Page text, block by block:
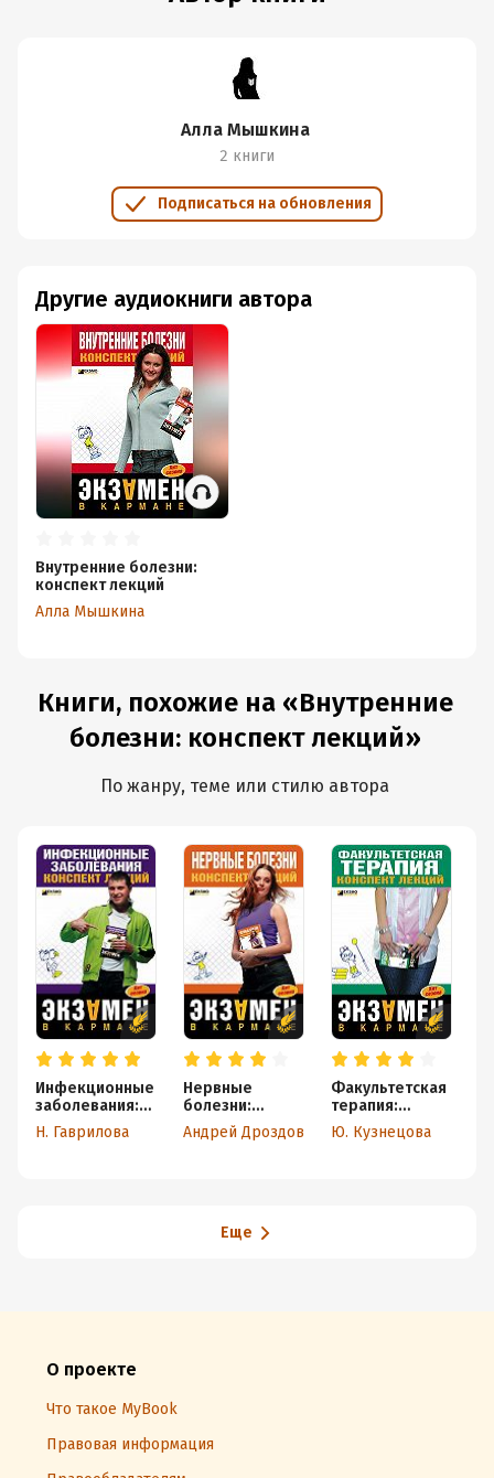
Алла Мышкина
2 книги
Подписаться на обновления
Другие аудиокниги автора
Внутренние болезни:
конспект лекций
Алла Мышкина
Книги, похожие на «Внутренние
болезни: конспект лекций»
По жанру, теме или стилю автора
Инфекционные
заболевания:
конспект
лекций
Н. Гаврилова
Нервные
болезни:
конспект
лекций
Андрей Дроздов
Факультетская
терапия:
конспект
лекций
Ю. Кузнецова
Еще
О проекте
Что такое MyBook
Правовая информация